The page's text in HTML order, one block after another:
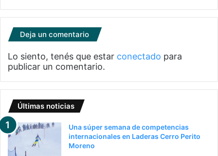
Deja un comentario
Lo siento, tenés que estar conectado para
publicar un comentario.
Últimas noticias
Una súper semana de competencias
internacionales en Laderas Cerro Perito
Moreno